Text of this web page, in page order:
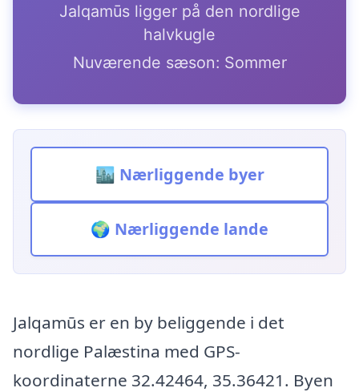
Jalqamūs ligger på den nordlige
halvkugle
Nuværende sæson: Sommer
🏙️ Nærliggende byer
🌍 Nærliggende lande
Jalqamūs er en by beliggende i det
nordlige Palæstina med GPS-
koordinaterne 32.42464, 35.36421. Byen